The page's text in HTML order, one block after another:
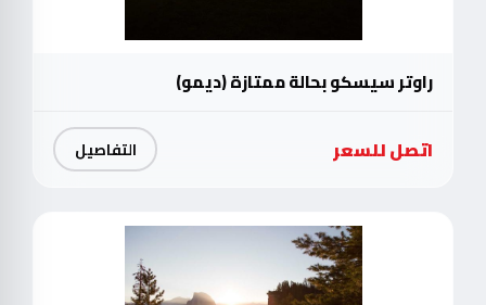
راوتر سيسكو بحالة ممتازة (ديمو)
اتصل للسعر التفاصيل